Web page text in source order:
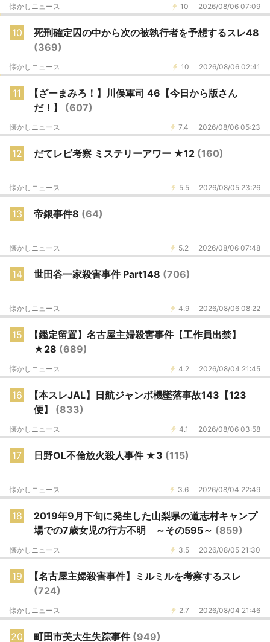
10 2026/08/06 07:09
懐かしニュース
10
死刑確定囚の中から次の被執行者を予想するスレ48
(369)
10 2026/08/06 02:41
懐かしニュース
11
【ざーまみろ！】川俣軍司 46【今日から版さん
だ！】 (607)
7.4 2026/08/06 05:23
懐かしニュース
12 だてレビ考察 ミステリーアワー ★12 (160)
5.5 2026/08/05 23:26
懐かしニュース
13 帝銀事件8 (64)
5.2 2026/08/06 07:48
懐かしニュース
14 世田谷一家殺害事件 Part148 (706)
4.9 2026/08/06 08:22
懐かしニュース
15
【鑑定留置】名古屋主婦殺害事件【工作員出禁】
★28 (689)
4.2 2026/08/04 21:45
懐かしニュース
16
【本スレJAL】日航ジャンボ機墜落事故143【123
便】 (833)
4.1 2026/08/06 03:58
懐かしニュース
17 日野OL不倫放火殺人事件 ★3 (115)
3.6 2026/08/04 22:49
懐かしニュース
18
2019年9月下旬に発生した山梨県の道志村キャンプ
場での7歳女児の行方不明 ～その595～ (859)
3.5 2026/08/05 21:30
懐かしニュース
19
【名古屋主婦殺害事件】ミルミルを考察するスレ
(724)
2.7 2026/08/04 21:46
懐かしニュース
20 町田市美大生失踪事件 (949)